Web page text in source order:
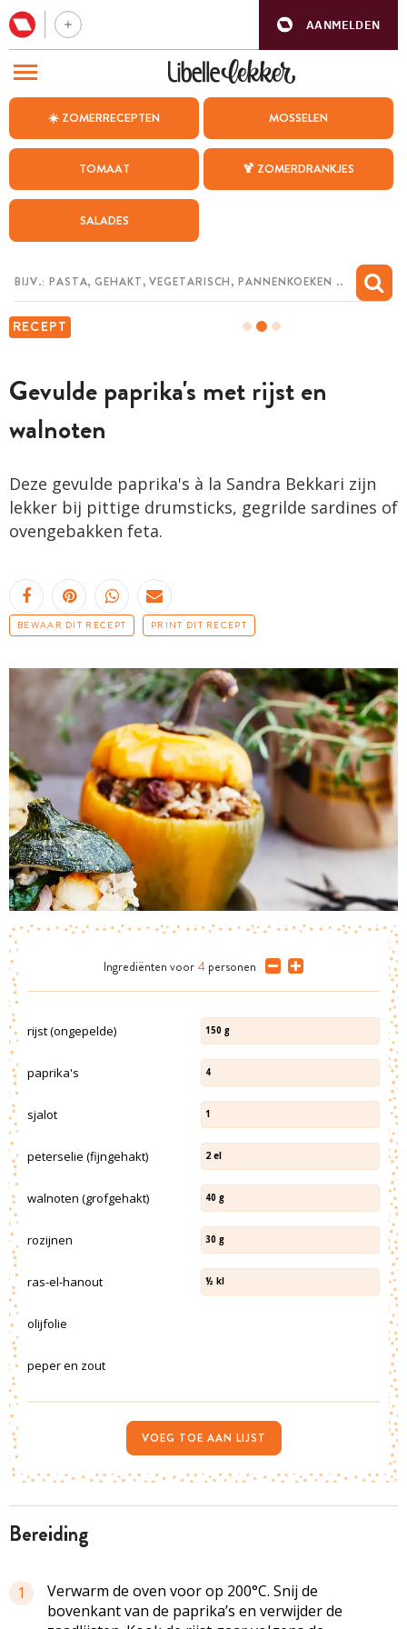
AANMELDEN
☀️ ZOMERRECEPTEN MOSSELEN
TOMAAT 🍹 ZOMERDRANKJES
SALADES
RECEPT
Gevulde paprika's met rijst en
walnoten
Deze gevulde paprika's à la Sandra Bekkari zijn
lekker bij pittige drumsticks, gegrilde sardines of
ovengebakken feta.
BEWAAR DIT RECEPT PRINT DIT RECEPT
bereiding
1
Verwarm de oven voor op 200°C. Snij de
bovenkant van de paprika’s en verwijder de
Ingrediënten voor 4 personen
rijst (ongepelde) 150 g
paprika's 4
sjalot 1
peterselie (fijngehakt) 2 el
walnoten (grofgehakt) 40 g
rozijnen 30 g
ras-el-hanout ½ kl
olijfolie
peper en zout
VOEG TOE AAN LIJST
BEZOEK ONZE ANDERE WEBSITES
WEEKMENU
CHAT MET MAIA
MIJN BEWAARDE RECEPTEN